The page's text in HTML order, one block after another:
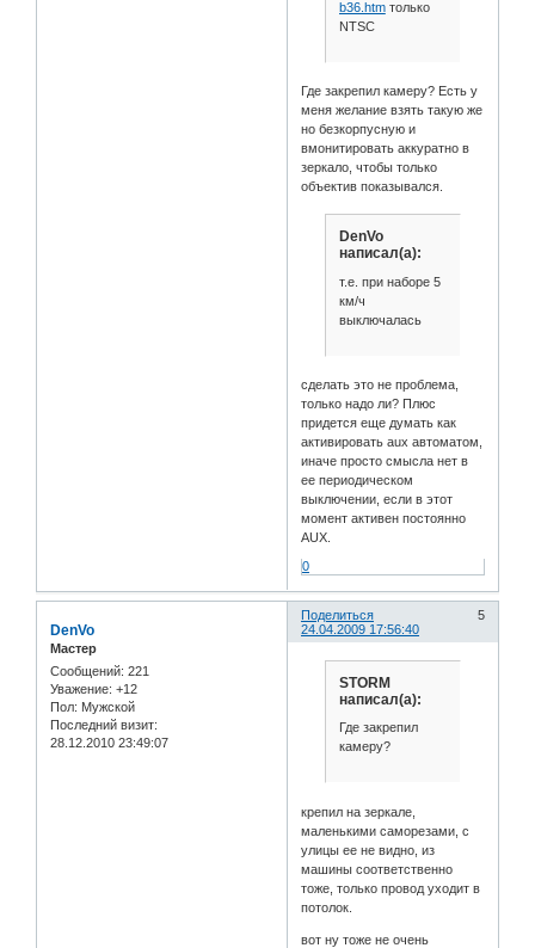
b36.htmтолько
NTSC
Где закрепил камеру? Есть у
меня желание взять такую же
но безкорпусную и
вмонитировать аккуратно в
зеркало, чтобы только
объектив показывался.
DenVo
написал(а):
т.е. при наборе 5
км/ч
выключалась
сделать это не проблема,
только надо ли? Плюс
придется еще думать как
активировать aux автоматом,
иначе просто смысла нет в
ее периодическом
выключении, если в этот
момент активен постоянно
AUX.
0
Поделиться
5
24.04.2009 17:56:40
DenVo
Мастер
Сообщений: 221
Уважение: +12
Пол: Мужской
Последний визит:
28.12.2010 23:49:07
STORM
написал(а):
Где закрепил
камеру?
крепил на зеркале,
маленькими саморезами, с
улицы ее не видно, из
машины соответственно
тоже, только провод уходит в
потолок.
вот ну тоже не очень